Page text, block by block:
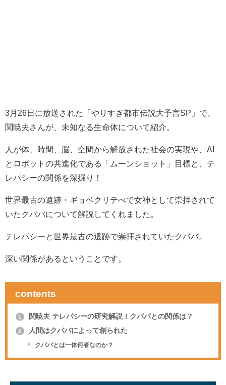
3月26日に放送された「やりすぎ都市伝説大予言SP」で、
関暁夫さんが、未知なる生命体について紹介。
人が体、時間、脳、空間から解放された社会の実現や、AI
とロボットの共進化である「ムーンショット」目標と、テ
レパシーの関係を深掘り！
世界最古の遺跡・ギョベクリテぺで女神として崇拝されて
いたクババについて解説してくれました。
テレパシーと世界最古の遺跡で崇拝されていたクババ。
深い関係があるということです。
contents
1 関暁夫 テレパシーの研究解説！クババとの関係は？
2 人間はクババによって創られた
クババとは一体何者なのか？